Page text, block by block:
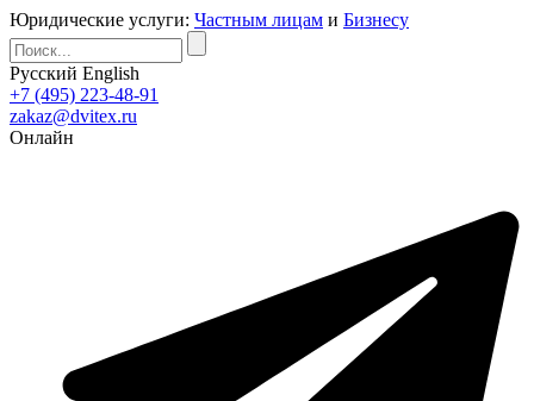
Юридические услуги: Частным лицам и Бизнесу
Русский English
+7 (495) 223-48-91
zakaz@dvitex.ru
Онлайн